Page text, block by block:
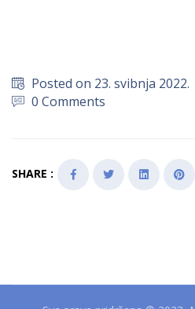
Posted on 23. svibnja 2022.
0 Comments
SHARE :